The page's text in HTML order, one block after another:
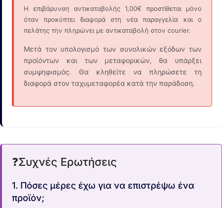
Η επιβάρυνση αντικαταβολής 1,00€ προστίθεται μόνο
όταν προκύπτει διαφορά στη νέα παραγγελία και ο
πελάτης την πληρώνει με αντικαταβολή στον courier.
Μετά τον υπολογισμό των συνολικών εξόδων των
προϊόντων και των μεταφορικών, θα υπάρξει
συμψηφισμός. Θα κληθείτε να πληρώσετε τη
διαφορά στον ταχυμεταφορέα κατά την παράδοση.
❓Συχνές Ερωτήσεις
1. Πόσες μέρες έχω για να επιστρέψω ένα
προϊόν;